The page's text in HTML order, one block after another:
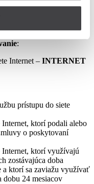
samostatne – LIS
:
Internet – INTERNET
prístupu do siete
ktorí podali alebo
o poskytovaní
ktorí využívajú
zostávajúca doba
a ktorí sa zaviažu využívať
dobu 24 mesiacov